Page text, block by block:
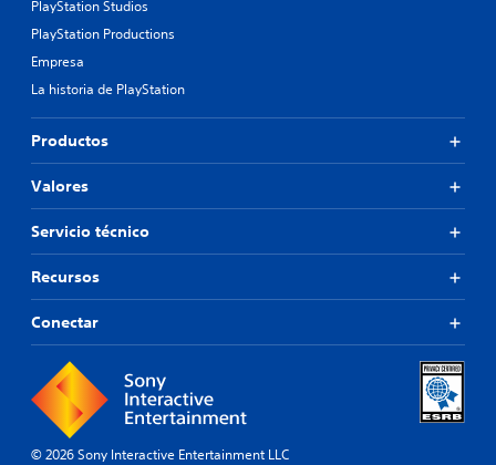
PlayStation Studios
PlayStation Productions
Empresa
La historia de PlayStation
Productos
Valores
Servicio técnico
Recursos
Conectar
© 2026 Sony Interactive Entertainment LLC